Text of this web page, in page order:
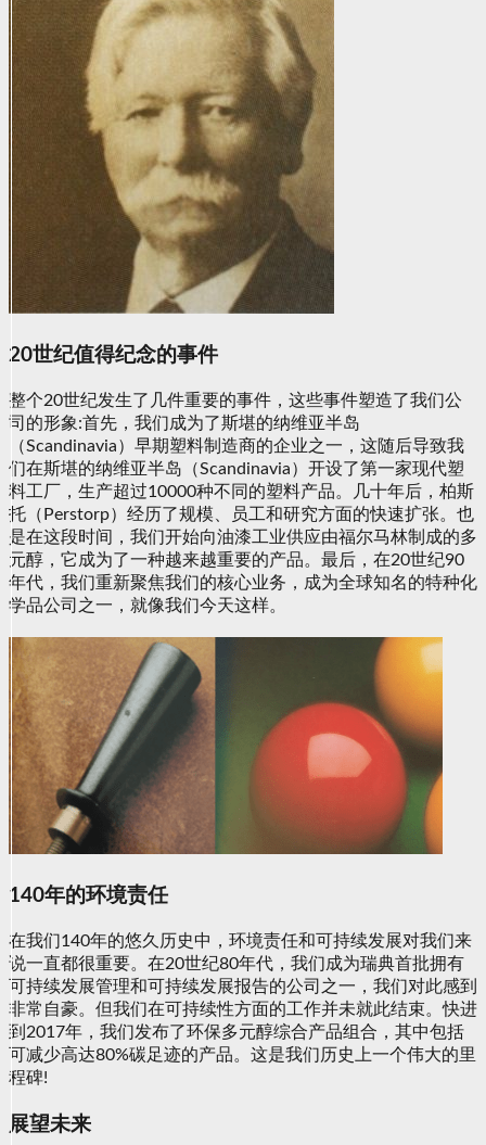
20世纪值得纪念的事件
整个20世纪发生了几件重要的事件，这些事件塑造了我们公
司的形象:首先，我们成为了斯堪的纳维亚半岛
（Scandinavia）早期塑料制造商的企业之一，这随后导致我
们在斯堪的纳维亚半岛（Scandinavia）开设了第一家现代塑
料工厂，生产超过10000种不同的塑料产品。几十年后，柏斯
托（Perstorp）经历了规模、员工和研究方面的快速扩张。也
是在这段时间，我们开始向油漆工业供应由福尔马林制成的多
元醇，它成为了一种越来越重要的产品。最后，在20世纪90
年代，我们重新聚焦我们的核心业务，成为全球知名的特种化
学品公司之一，就像我们今天这样。
140年的环境责任
在我们140年的悠久历史中，环境责任和可持续发展对我们来
说一直都很重要。在20世纪80年代，我们成为瑞典首批拥有
可持续发展管理和可持续发展报告的公司之一，我们对此感到
非常自豪。但我们在可持续性方面的工作并未就此结束。快进
到2017年，我们发布了环保多元醇综合产品组合，其中包括
可减少高达80%碳足迹的产品。这是我们历史上一个伟大的里
程碑!
展望未来